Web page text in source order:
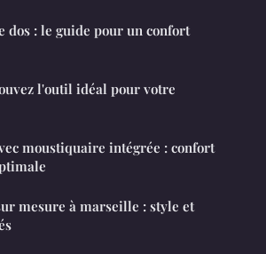
dos : le guide pour un confort
l'outil idéal pour votre
moustiquaire intégrée : confort
mesure à marseille : style et